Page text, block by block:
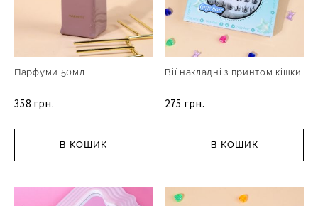
Парфуми 50мл
358 грн.
В КОШИК
Вії накладні з принтом кішки
275 грн.
В КОШИК